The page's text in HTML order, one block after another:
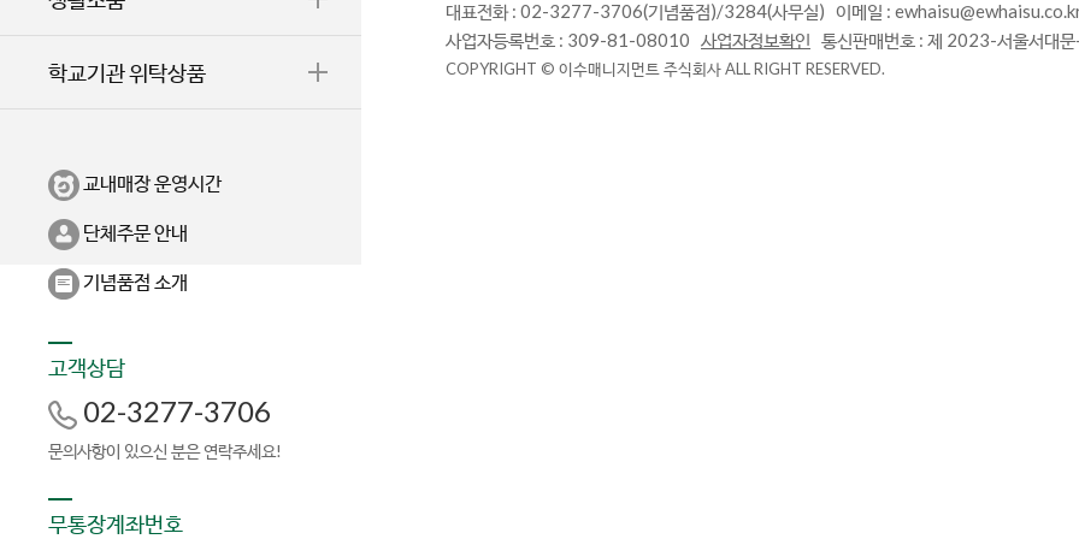
학교기관 위탁상품
교내매장 운영시간
단체주문 안내
기념품점 소개
고객상담
02-3277-3706
문의사항이 있으신 분은 연락주세요!
무통장계좌번호
대표전화 : 02-3277-3706(기념품점)/3284(사무실) 이메일 :
사업자등록번호 : 309-81-08010 사업자정보확인 통신판매번호 : 제 2023-서울서대
COPYRIGHT © 이수매니지먼트 주식회사 ALL RIGHT RESERVED.